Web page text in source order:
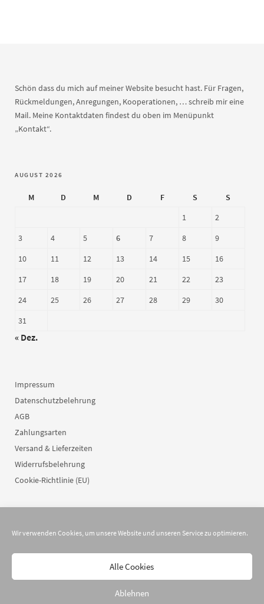
Wir verwenden Cookies, um unsere Website und unseren Service zu optimieren.
Alle Cookies
Ablehnen
Schön dass du mich auf meiner Website besucht hast. Für Fragen,
Rückmeldungen, Anregungen, Kooperationen, … schreib mir eine
Mail. Meine Kontaktdaten findest du oben im Menüpunkt
„Kontakt“.
AUGUST 2026
M D M D F S
S
1
2
3
4 5 6 7 8
9
10
11 12 13 14 15
16
17
18 19 20 21 22
23
24
25 26 27 28 29
30
31
« Dez.
Impressum
Datenschutzbelehrung
AGB
Zahlungsarten
Versand & Lieferzeiten
Widerrufsbelehrung
Cookie-Richtlinie (EU)
© 2026dreilettercode